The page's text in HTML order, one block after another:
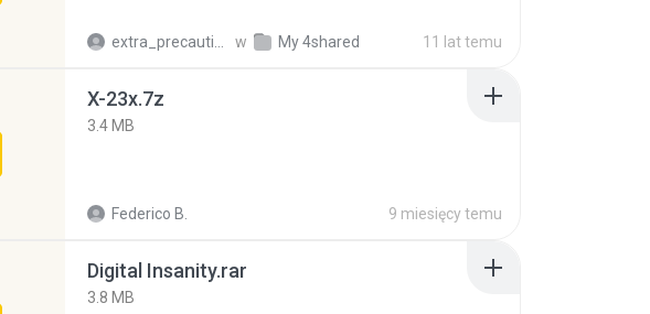
w My 4shared 11 lat temu
X-23x.7z
3.4 MB
Federico B. 9 miesięcy temu
Digital Insanity.rar
3.8 MB